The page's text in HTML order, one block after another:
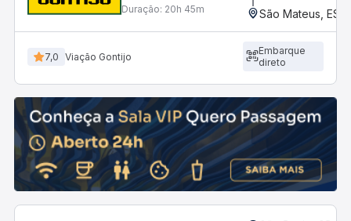
Duração: 20h 45m São Mateus, ES -
7,0 Viação Gontijo
Embarque
direto